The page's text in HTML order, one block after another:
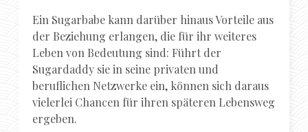
Ein Sugarbabe kann darüber hinaus Vorteile aus
der Beziehung erlangen, die für ihr weiteres
Leben von Bedeutung sind: Führt der
Sugardaddy sie in seine privaten und
beruflichen Netzwerke ein, können sich daraus
vielerlei Chancen für ihren späteren Lebensweg
ergeben.